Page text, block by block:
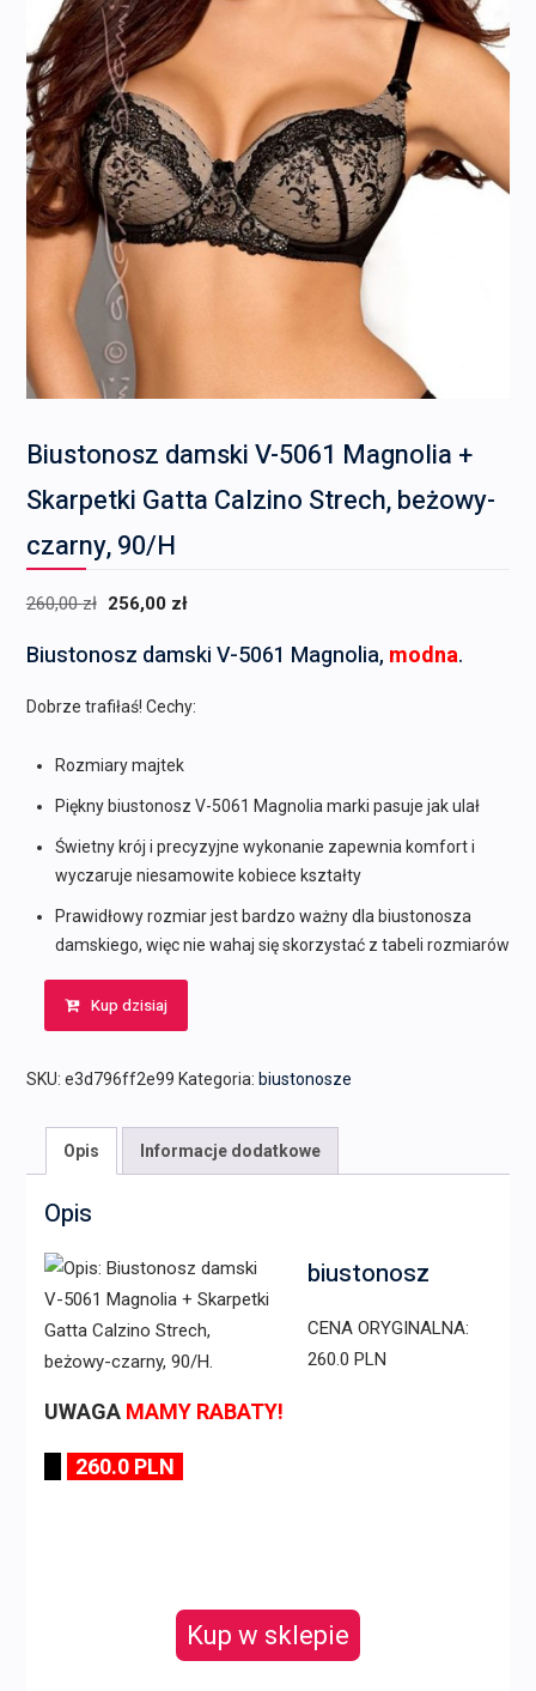
Biustonosz damski V-5061 Magnolia +
Skarpetki Gatta Calzino Strech, beżowy-
czarny, 90/H
260,00zł Pierwotna
wynosiła:
260,00 zł.
256,00 zł
wynosi:
Biustonosz damski V-5061 Magnolia, modna.
Dobrze trafiłaś! Cechy:
Rozmiary majtek
Piękny biustonosz V-5061 Magnolia marki pasuje jak ulał
Świetny krój i precyzyjne wykonanie zapewnia komfort i
wyczaruje niesamowite kobiece kształty
Prawidłowy rozmiar jest bardzo ważny dla biustonosza
damskiego, więc nie wahaj się skorzystać z tabeli rozmiarów
Kup dzisiaj
SKU: e3d796ff2e99 Kategoria: biustonosze
Opis Informacje dodatkowe
Opis
biustonosz
CENA ORYGINALNA:
260.0 PLN
UWAGA MAMY RABATY!
260.0 PLN
Kup w sklepie